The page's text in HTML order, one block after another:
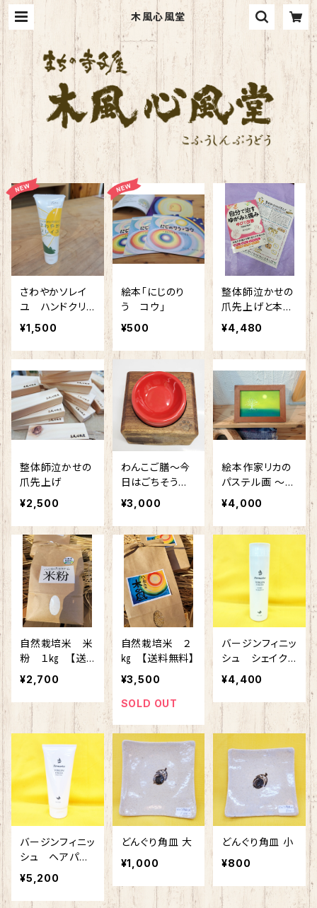
木風心風堂
さわやかソレイ
ユ ハンドクリ
ーム
¥1,500
絵本「にじのり
う コウ」
¥500
整体師泣かせの
爪先上げと本
「自分で治すゆ
がみと痛み ゆ
びで改善」のセッ
¥4,480
整体師泣かせの
爪先上げ
¥2,500
わんこご膳～今
日はごちそうだ
ワン～
¥3,000
絵本作家リカの
パステル画 ～あ
なたを想って～
¥4,000
自然栽培米 米
粉 １㎏ 【送
料無料】
¥2,700
自然栽培米 ２
㎏ 【送料無料】
¥3,500
SOLD OUT
バージンフィニッ
シュ シェイク
シャンプー
¥4,400
バージンフィニッ
シュ ヘアパッ
ク
¥5,200
どんぐり角皿 大
¥1,000
どんぐり角皿 小
¥800